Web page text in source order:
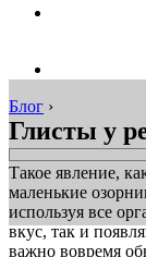
Блог ›
Глисты у
Такое явление,
маленькие
используя все
вкус, так и
важно вовремя